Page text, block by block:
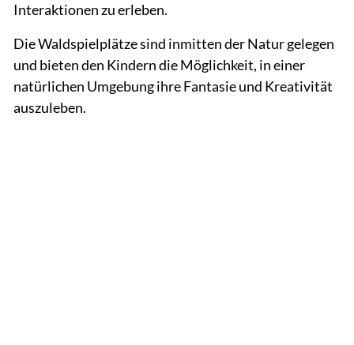
Interaktionen zu erleben.
Die Waldspielplätze sind inmitten der Natur gelegen
und bieten den Kindern die Möglichkeit, in einer
natürlichen Umgebung ihre Fantasie und Kreativität
auszuleben.